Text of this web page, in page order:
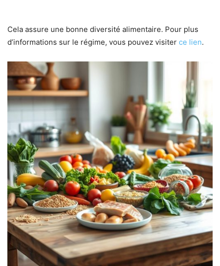
Cela assure une bonne diversité alimentaire. Pour plus
d’informations sur le régime, vous pouvez visiter ce lien.